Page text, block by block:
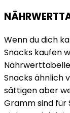
Wenn du dich
Snacks kaufen
Snacks ähnlich
sättigen aber
Gramm sind für